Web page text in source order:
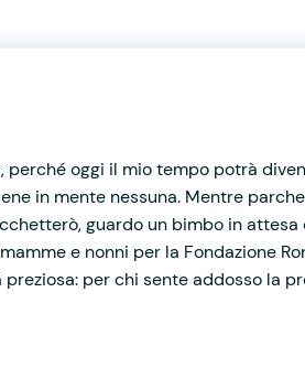
perché oggi il mio tempo potrà
in mente nessuna. Mentre
guardo un bimbo in
e nonni per la Fondazione
per chi sente addosso la